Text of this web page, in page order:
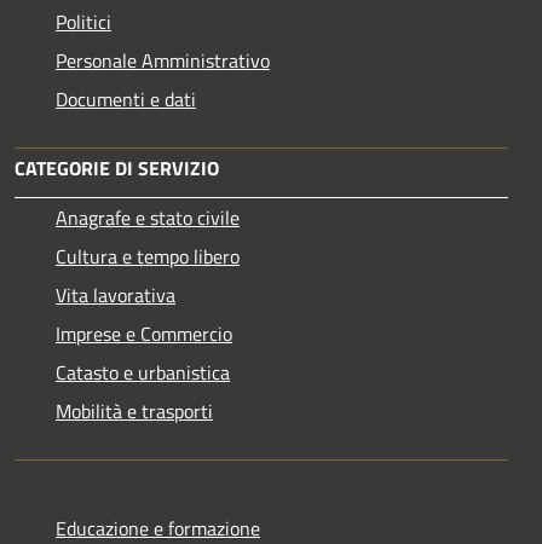
Politici
Personale Amministrativo
Documenti e dati
CATEGORIE DI SERVIZIO
Anagrafe e stato civile
Cultura e tempo libero
Vita lavorativa
Imprese e Commercio
Catasto e urbanistica
Mobilità e trasporti
Educazione e formazione